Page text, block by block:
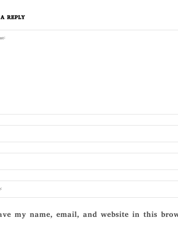
REPLY
my name, email, and website in this